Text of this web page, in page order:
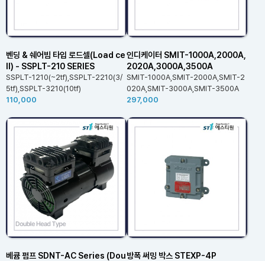
벤딩 & 쉐어빔 타입 로드셀(Load ce
ll) - SSPLT-210 SERIES
SSPLT-1210(~2tf),SSPLT-2210(3/
5tf),SSPLT-3210(10tf)
110,000
인디케이터 SMIT-1000A,2000A,
2020A,3000A,3500A
SMIT-1000A,SMIT-2000A,SMIT-2
020A,SMIT-3000A,SMIT-3500A
297,000
베큠 펌프 SDNT-AC Series (Dou방폭 써밍 박스 STEXP-4P